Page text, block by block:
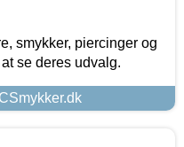
smykker, piercinger og
se deres udvalg.